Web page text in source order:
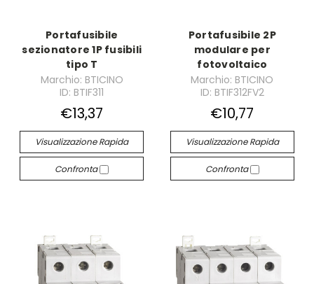
Portafusibile
sezionatore 1P fusibili
tipo T
Marchio: BTICINO
ID: BTIF311
€13,37
Visualizzazione Rapida
Confronta
Portafusibile 2P
modulare per
fotovoltaico
Marchio: BTICINO
ID: BTIF312FV2
€10,77
Visualizzazione Rapida
Confronta